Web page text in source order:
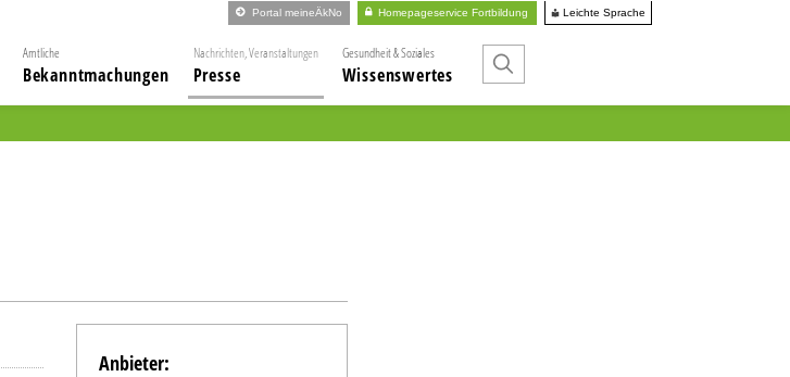
Portal meineÄkNo Homepageservice Fortbildung Leichte Sprache
Amtliche
Bekanntmachungen
Nachrichten, Veranstaltungen
Presse
Gesundheit & Soziales
Wissenswertes
Anbieter: